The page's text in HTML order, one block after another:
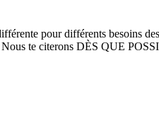
pour différents besoins
Nous te citerons DÈS QUE